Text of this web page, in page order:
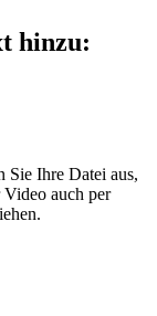
hinzu:
Sie Ihre Datei aus,
auch per